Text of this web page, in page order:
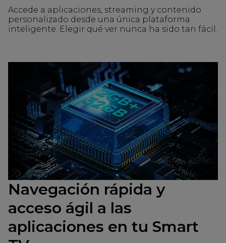
Accede a aplicaciones, streaming y contenido
personalizado desde una única plataforma
inteligente. Elegir qué ver nunca ha sido tan fácil.
Navegación rápida y
acceso ágil a las
aplicaciones en tu Smart